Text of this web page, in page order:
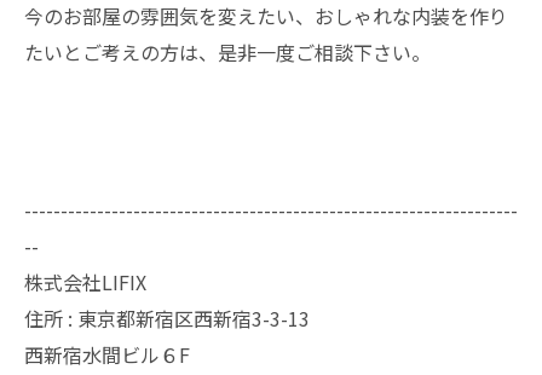
今のお部屋の雰囲気を変えたい、おしゃれな内装を作り
たいとご考えの方は、是非一度ご相談下さい。
--------------------------------------------------------------------
--
株式会社LIFIX
住所 : 東京都新宿区西新宿3-3-13
西新宿水間ビル６F